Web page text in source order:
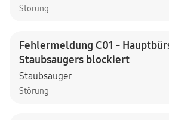
Störung
Fehlermeldung C01 -
Staubsaugers blockiert
Staubsauger
Störung